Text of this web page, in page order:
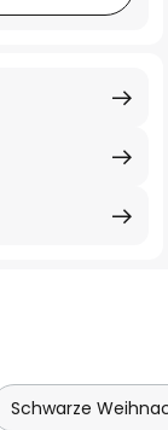
Schwarze